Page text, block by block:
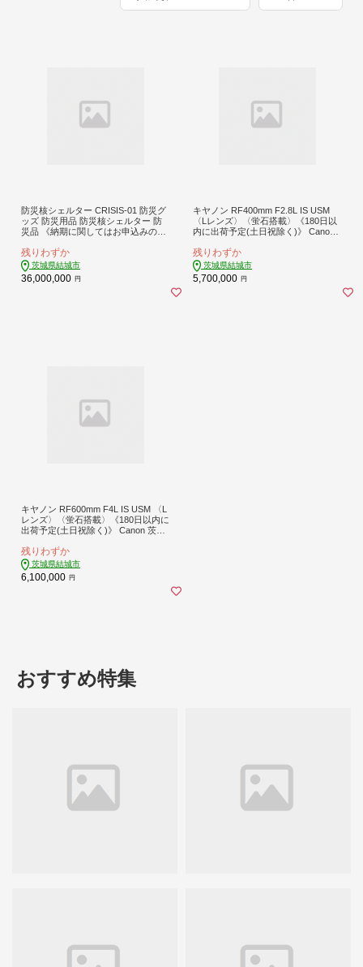
防災核シェルター CRISIS-01 防災グ
ッズ 防災用品 防災核シェルター 防
災品 《納期に関してはお申込みの流
防災 核 シェルター【配送不可地域あ
り】(沖縄・離島)---yuki_enj_1_1d---
残りわずか
茨城県結城市
36,000,000 円
キヤノン RF400mm F2.8L IS USM
〈Lレンズ〉〈蛍石搭載〉《180日以
内に出荷予定(土日祝除く)》 Canon
蛍石レンズ 超望遠レンズ 高解像 高
コントラスト 家電---yuki_kjm_2_rf40
0---
残りわずか
茨城県結城市
5,700,000 円
キヤノン RF600mm F4L IS USM 〈L
レンズ〉〈蛍石搭載〉《180日以内に
出荷予定(土日祝除く)》 Canon 茨城
レンズ 超望遠レンズ 高解像 高コン
トラスト 家電---yuki_kjm_3_rf600---
残りわずか
茨城県結城市
6,100,000 円
おすすめ特集